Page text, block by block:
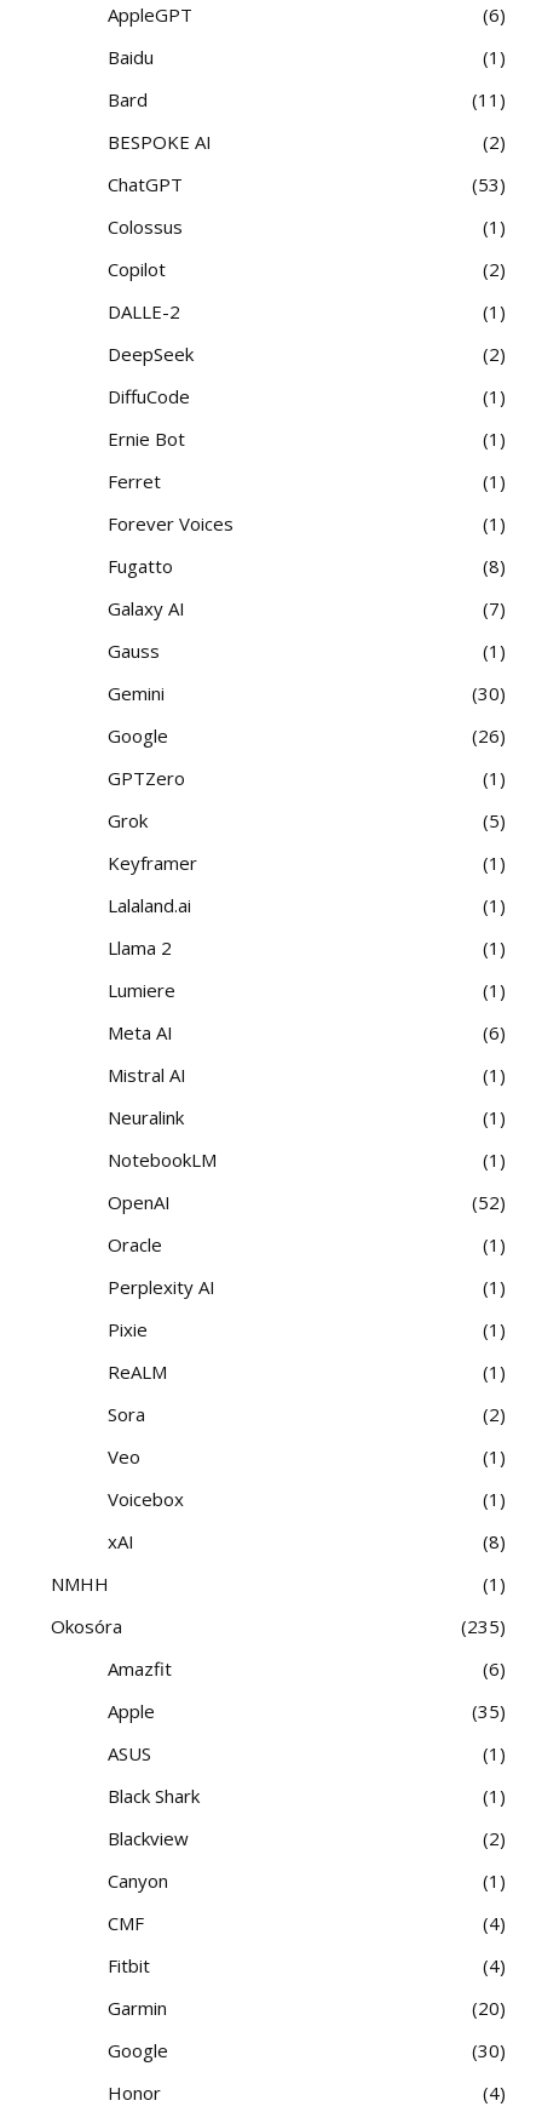
AppleGPT
6
Baidu
1
Bard
11
BESPOKE AI
2
ChatGPT
53
Colossus
1
Copilot
2
DALLE-2
1
DeepSeek
2
DiffuCode
1
Ernie Bot
1
Ferret
1
Forever Voices
1
Fugatto
8
Galaxy AI
7
Gauss
1
Gemini
30
Google
26
GPTZero
1
Grok
5
Keyframer
1
Lalaland.ai
1
Llama 2
1
Lumiere
1
Meta AI
6
Mistral AI
1
Neuralink
1
NotebookLM
1
OpenAI
52
Oracle
1
Perplexity AI
1
Pixie
1
ReALM
1
Sora
2
Veo
1
Voicebox
1
xAI
8
NMHH
1
Okosóra
235
Amazfit
6
Apple
35
ASUS
1
Black Shark
1
Blackview
2
Canyon
1
CMF
4
Fitbit
4
Garmin
20
Google
30
Honor
4